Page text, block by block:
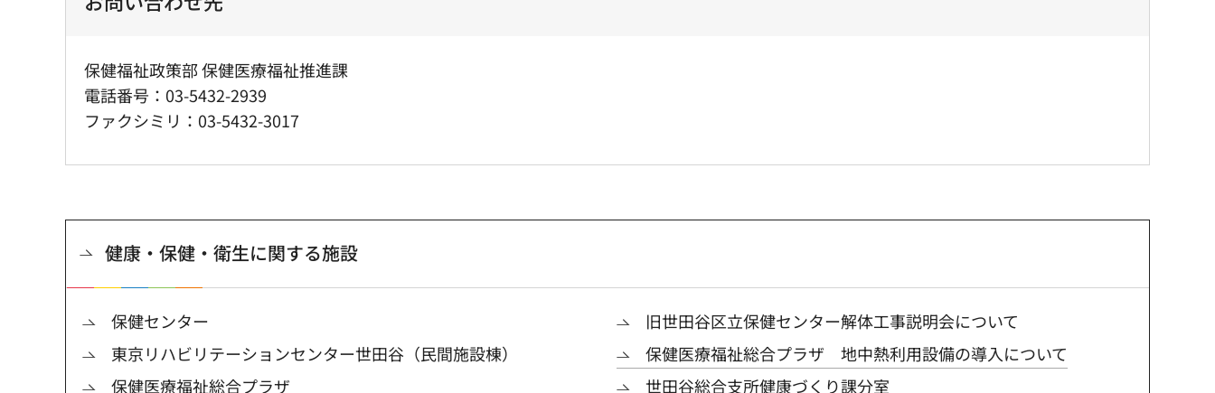
保健福祉政策部 保健医療福祉推進課
電話番号：03-5432-2939
ファクシミリ：03-5432-3017
健康・保健・衛生に関する施設
保健センター
旧世田谷区立保健センター解体工事説明会について
東京リハビリテーションセンター世田谷（民間施設棟）
保健医療福祉総合プラザ 地中熱利用設備の導入について
保健医療福祉総合プラザ
世田谷総合支所健康づくり課分室